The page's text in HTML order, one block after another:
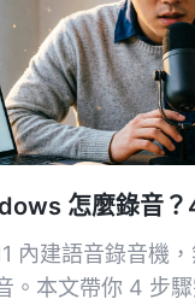
怎麼錄音？
內建語音錄音機
。本文帶你 4 步